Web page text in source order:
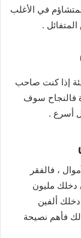
في الأغلب
.
إذا كنت صاحب
فالنجاح سوف
أسرع .
، فالفقر
دخلك مليون
ألفين
فأهم نصيحة